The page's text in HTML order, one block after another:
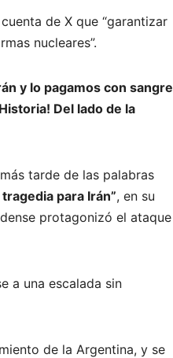
de X que “garantizar
nucleares”.
y lo pagamos con sangre
Del lado de la
tarde de las palabras
para Irán”, en su
protagonizó el ataque
a una escalada sin
de la Argentina, y se